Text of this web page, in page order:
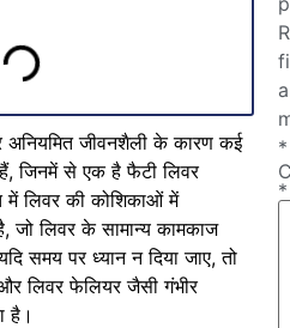
जीवनशैली के कारण कई
जिनमें से एक है फैटी लिवर
में लिवर की कोशिकाओं में
जो लिवर के सामान्य कामकाज
समय पर ध्यान न दिया जाए, तो
लिवर फेलियर जैसी गंभीर
है।
*
*